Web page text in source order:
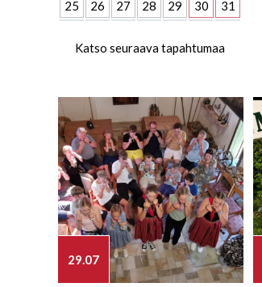
25
26 27 28 29 30 31
Katso seuraava tapahtumaa
29.07